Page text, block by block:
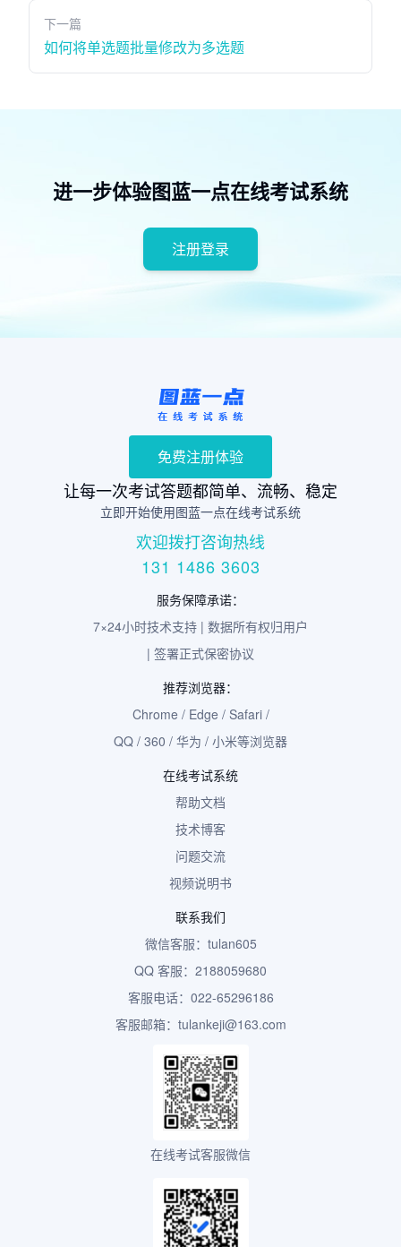
下一篇
如何将单选题批量修改为多选题
进一步体验图蓝一点在线考试系统
注册登录
免费注册体验
让每一次考试答题都简单、流畅、稳定
立即开始使用图蓝一点在线考试系统
欢迎拨打咨询热线
131 1486 3603
服务保障承诺：
7×24小时技术支持 | 数据所有权归用户
| 签署正式保密协议
推荐浏览器：
Chrome / Edge / Safari /
QQ / 360 / 华为 / 小米等浏览器
在线考试系统
帮助文档
技术博客
问题交流
视频说明书
联系我们
微信客服：tulan605
QQ 客服：2188059680
客服电话：022-65296186
客服邮箱：tulankeji@163.com
在线考试客服微信